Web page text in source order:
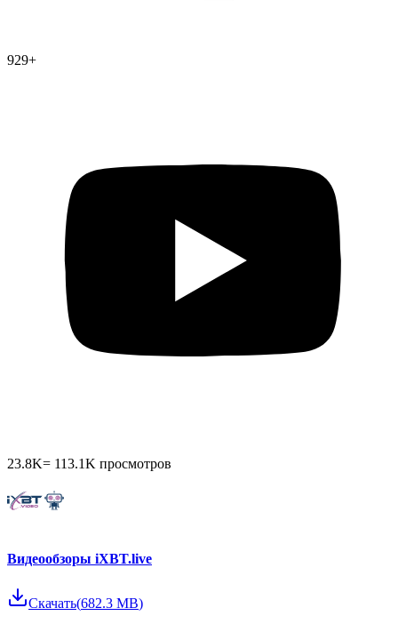
929+
23.8K= 113.1K просмотров
Видеообзоры iXBT.live
Скачать(682.3 MB)